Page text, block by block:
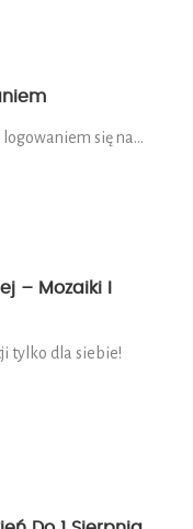
się na…
– Mozaiki I
tylko dla siebie!